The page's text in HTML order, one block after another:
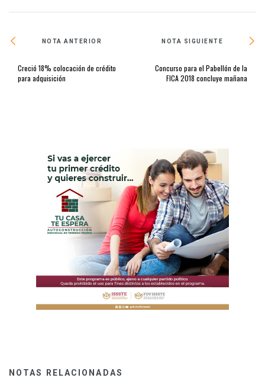
NOTA ANTERIOR
Creció 18% colocación de crédito
para adquisición
NOTA SIGUIENTE
Concurso para el Pabellón de la
FICA 2018 concluye mañana
NOTAS RELACIONADAS